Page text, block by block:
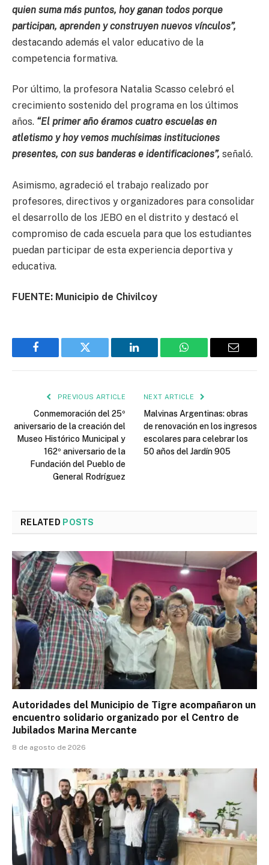
quien suma más puntos, hoy ganan todos porque
participan, aprenden y construyen nuevos vínculos”,
destacando además el valor educativo de la
competencia formativa.
Por último, la profesora Natalia Scasso celebró el
crecimiento sostenido del programa en los últimos
años. “El primer año éramos cuatro escuelas en
atletismo y hoy vemos muchísimas instituciones
presentes, con sus banderas e identificaciones”, señaló.
Asimismo, agradeció el trabajo realizado por
profesores, directivos y organizadores para consolidar
el desarrollo de los JEBO en el distrito y destacó el
compromiso de cada escuela para que los estudiantes
puedan participar de esta experiencia deportiva y
educativa.
FUENTE: Municipio de Chivilcoy
Facebook Twitter LinkedIn WhatsApp Email
PREVIOUS ARTICLE
Conmemoración del 25º
aniversario de la creación del
Museo Histórico Municipal y
162º aniversario de la
Fundación del Pueblo de
General Rodríguez
NEXT ARTICLE
Malvinas Argentinas: obras
de renovación en los ingresos
escolares para celebrar los
50 años del Jardín 905
RELATED POSTS
Autoridades del Municipio de Tigre acompañaron un
encuentro solidario organizado por el Centro de
Jubilados Marina Mercante
8 de agosto de 2026